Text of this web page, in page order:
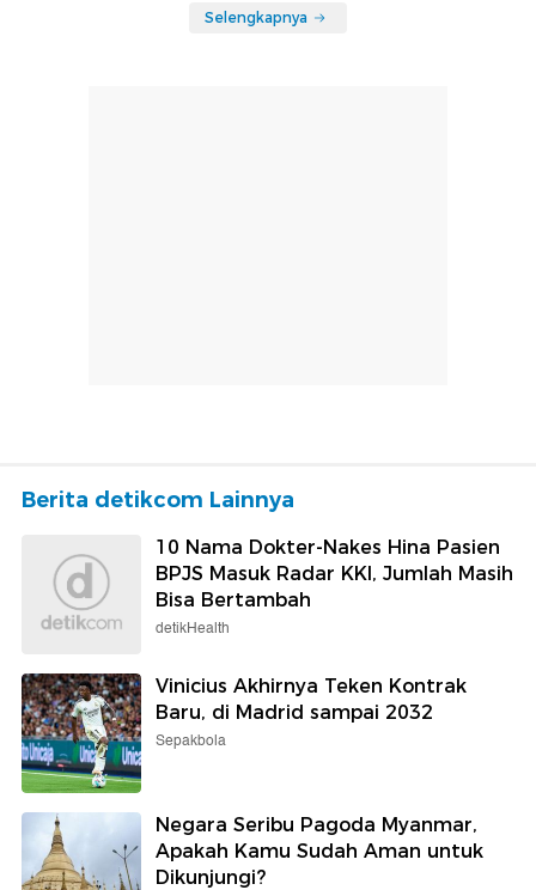
Selengkapnya
Berita detikcom Lainnya
10 Nama Dokter-Nakes Hina Pasien
BPJS Masuk Radar KKI, Jumlah Masih
Bisa Bertambah
detikHealth
Vinicius Akhirnya Teken Kontrak
Baru, di Madrid sampai 2032
Sepakbola
Negara Seribu Pagoda Myanmar,
Apakah Kamu Sudah Aman untuk
Dikunjungi?